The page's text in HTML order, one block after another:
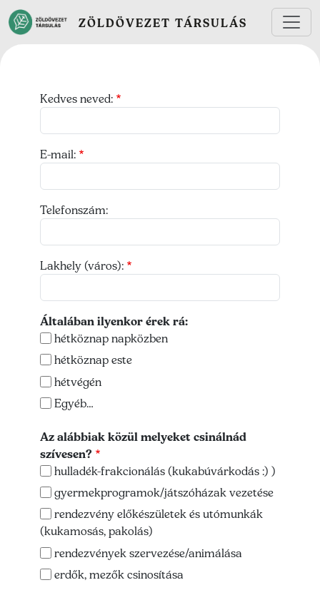
Ugrás a tartalomra
ZÖLDÖVEZET TÁRSULÁS
Kedves neved:
E-mail:
Telefonszám:
Lakhely (város):
Általában ilyenkor érek rá:
hétköznap napközben
hétköznap este
hétvégén
Egyéb…
Az alábbiak közül melyeket csinálnád
szívesen?
hulladék-frakcionálás (kukabúvárkodás :) )
gyermekprogramok/játszóházak vezetése
rendezvény előkészületek és utómunkák
(kukamosás, pakolás)
rendezvények szervezése/animálása
erdők, mezők csinosítása